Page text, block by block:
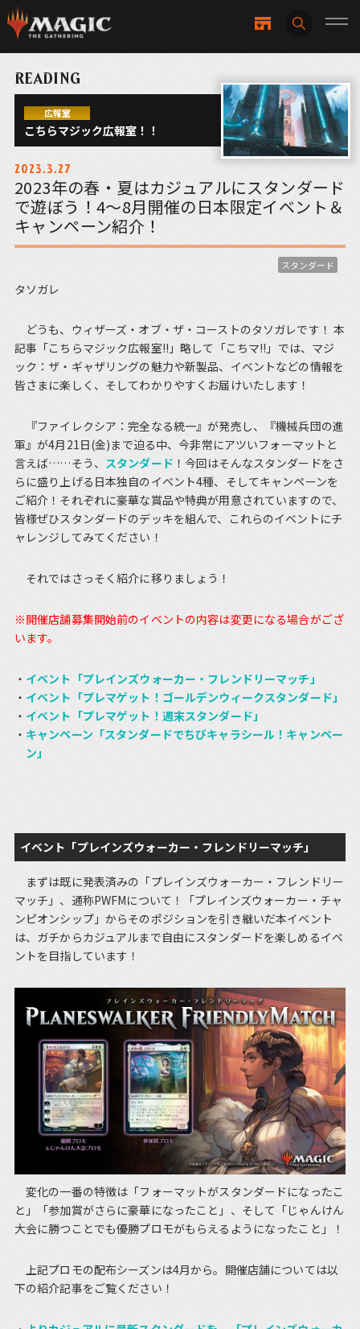
READING
広報室
こちらマジック広報室！！
2023.3.27
2023年の春・夏はカジュアルにスタンダード
で遊ぼう！4～8月開催の日本限定イベント＆
キャンペーン紹介！
スタンダード
タソガレ
どうも、ウィザーズ・オブ・ザ・コーストのタソガレです！ 本
記事「こちらマジック広報室!!」略して「こちマ!!」では、マジ
ック：ザ・ギャザリングの魅力や新製品、イベントなどの情報を
皆さまに楽しく、そしてわかりやすくお届けいたします！
『ファイレクシア：完全なる統一』が発売し、『機械兵団の進
軍』が4月21日(金)まで迫る中、今非常にアツいフォーマットと
言えば……そう、 スタンダード ！今回はそんなスタンダードをさ
らに盛り上げる日本独自のイベント4種、そしてキャンペーンを
ご紹介！それぞれに豪華な賞品や特典が用意されていますので、
皆様ぜひスタンダードのデッキを組んで、これらのイベントにチ
ャレンジしてみてください！
それではさっそく紹介に移りましょう！
※開催店舗募集開始前のイベントの内容は変更になる場合がござ
います。
イベント「プレインズウォーカー・フレンドリーマッチ」
イベント「プレマゲット！ゴールデンウィークスタンダード」
イベント「プレマゲット！週末スタンダード」
キャンペーン「スタンダードでちびキャラシール！キャンペー
ン」
イベント「プレインズウォーカー・フレンドリーマッチ」
まずは既に発表済みの「プレインズウォーカー・フレンドリー
マッチ」、通称PWFMについて！「プレインズウォーカー・チャ
ンピオンシップ」からそのポジションを引き継いだ本イベント
は、ガチからカジュアルまで自由にスタンダードを楽しめるイベ
ントを目指しています！
変化の一番の特徴は「フォーマットがスタンダードになったこ
と」「参加賞がさらに豪華になったこと」、そして「じゃんけん
大会に勝つことでも優勝プロモがもらえるようになったこと」！
上記プロモの配布シーズンは4月から。開催店舗については以
下の紹介記事をご覧ください！